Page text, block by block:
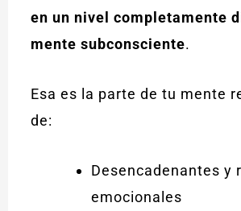
en un nivel completamente
mente subconsciente.
Esa es la parte de tu mente
de:
Desencadenantes y
emocionales